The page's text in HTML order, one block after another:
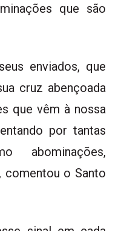
que são
enviados, que
cruz abençoada
que vêm à nossa
por tantas
abominações,
comentou o Santo